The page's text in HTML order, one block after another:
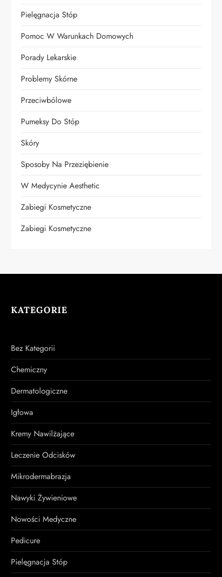
Pielęgnacja Stóp
Pomoc W Warunkach Domowych
Porady Lekarskie
Problemy Skórne
Przeciwbólowe
Pumeksy Do Stóp
Skóry
Sposoby Na Przeziębienie
W Medycynie Aesthetic
Zabiegi Kosmetyczne
Zabiegi Kosmetyczne
KATEGORIE
Bez Kategorii
Chemiczny
Dermatologiczne
Igłowa
Kremy Nawilżające
Leczenie Odcisków
Mikrodermabrazja
Nawyki Żywieniowe
Nowości Medyczne
Pedicure
Pielęgnacja Stóp